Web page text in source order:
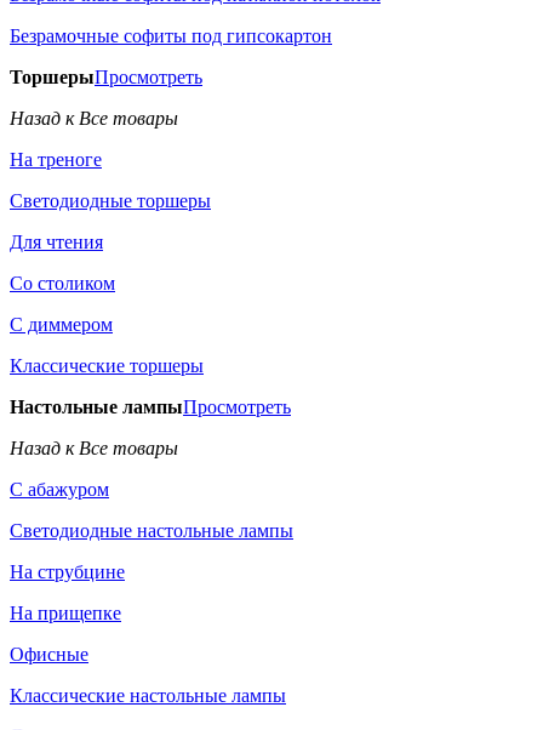
Безрамочные софиты под гипсокартон
ТоршерыПросмотреть
Назад к Все товары
На треноге
Светодиодные торшеры
Для чтения
Со столиком
С диммером
Классические торшеры
Настольные лампыПросмотреть
Назад к Все товары
С абажуром
Светодиодные настольные лампы
На струбцине
На прищепке
Офисные
Классические настольные лампы